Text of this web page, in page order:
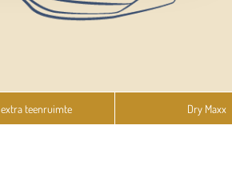
teenruimte Dry Maxx